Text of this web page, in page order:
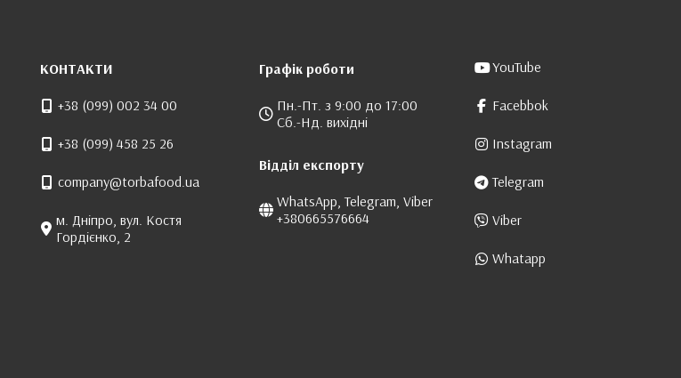
КОНТАКТИ
+38 (099) 002 34 00
+38 (099) 458 25 26
company@torbafood.ua
м. Дніпро, вул. Костя
Гордієнко, 2
Графік роботи
Пн.-Пт. з 9:00 до 17:00
Сб.-Нд. вихідні
Відділ експорту
WhatsApp, Telegram, Viber
+380665576664
YouTube
Facebbok
Instagram
Telegram
Viber
Whatapp